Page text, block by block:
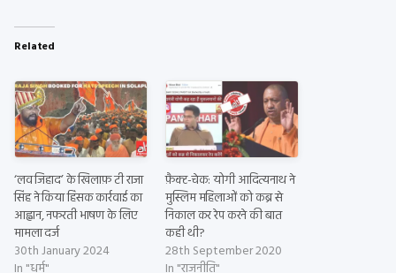
Related
‘लव जिहाद’ के खिलाफ़ टी राजा
सिंह ने किया हिंसक कार्रवाई का
आह्वान, नफरती भाषण के लिए
मामला दर्ज
30th January 2024
In "धर्म"
फ़ैक्ट-चेक: योगी आदित्यनाथ ने
मुस्लिम महिलाओं को कब्र से
निकाल कर रेप करने की बात
कही थी?
28th September 2020
In "राजनीति"